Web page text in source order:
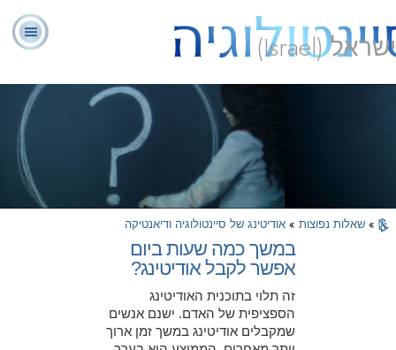
ישראל (Israel)
מהי
סיינטולוגיה?
יועצים
רוחניים
מתנדבים
» שאלות נפוצות » אודיטינג של סיינטולוגיה ודיאנטיקה
במשך כמה שעות ביום
אפשר לקבל אודיטינג?
זה תלוי בתוכנית האודיטינג
הספציפית של האדם. ישנם אנשים
שמקבלים אודיטינג במשך זמן ארוך